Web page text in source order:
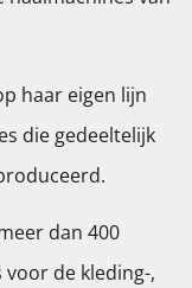
haar eigen lijn
die gedeeltelijk
dan 400
de kleding-,